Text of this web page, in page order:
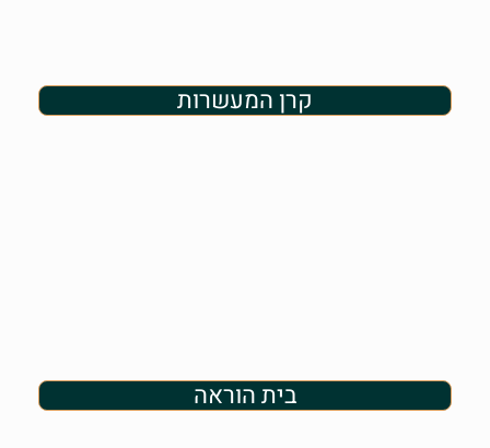
קרן המעשרות
בית הוראה